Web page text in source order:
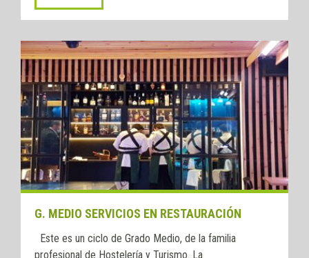
G. MEDIO SERVICIOS EN RESTAURACIÓN
Este es un ciclo de Grado Medio, de la familia
profesional de Hostelería y Turismo. La